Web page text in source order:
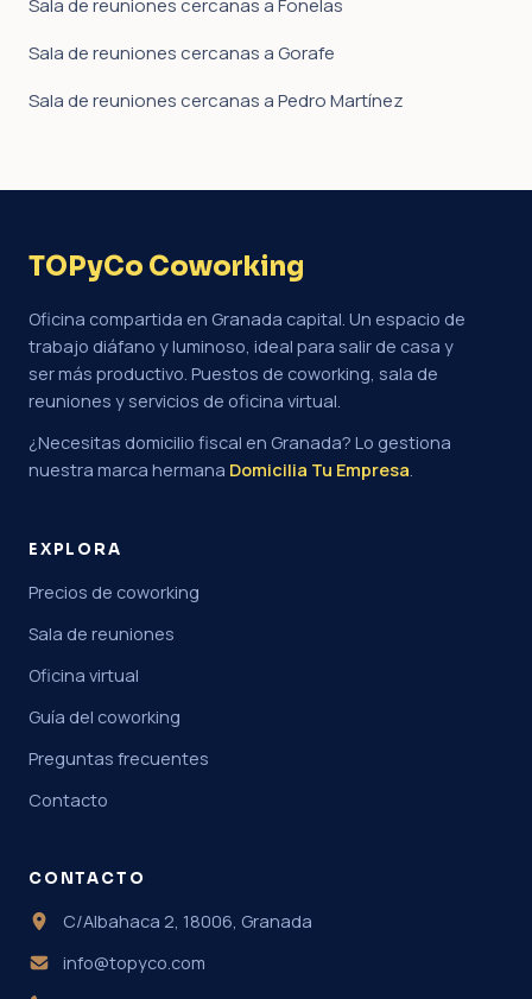
Sala de reuniones cercanas a Fonelas
Sala de reuniones cercanas a Gorafe
Sala de reuniones cercanas a Pedro Martínez
TOPyCo Coworking
Oficina compartida en Granada capital. Un espacio de
trabajo diáfano y luminoso, ideal para salir de casa y
ser más productivo. Puestos de coworking, sala de
reuniones y servicios de oficina virtual.
¿Necesitas domicilio fiscal en Granada? Lo gestiona
nuestra marca hermana Domicilia Tu Empresa.
EXPLORA
Precios de coworking
Sala de reuniones
Oficina virtual
Guía del coworking
Preguntas frecuentes
Contacto
CONTACTO
C/Albahaca 2, 18006, Granada
info@topyco.com